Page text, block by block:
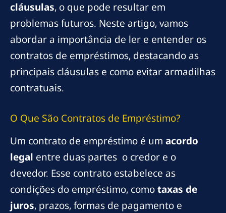
cláusulas, o que pode resultar em
problemas futuros. Neste artigo, vamos
abordar a importância de ler e entender os
contratos de empréstimos, destacando as
principais cláusulas e como evitar armadilhas
contratuais.
O Que São Contratos de Empréstimo?
Um contrato de empréstimo é um acordo
legal entre duas partes  o credor e o
devedor. Esse contrato estabelece as
condições do empréstimo, comotaxas de
juros, prazos, formas de pagamento e